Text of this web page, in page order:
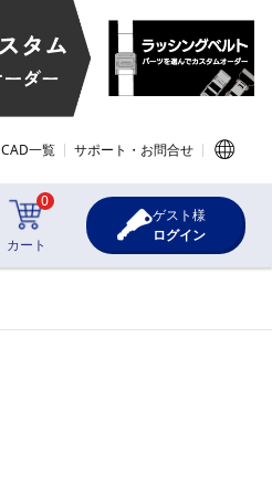
CAD一覧 サポート・お問合せ
0
カート
ゲスト様
ログイン